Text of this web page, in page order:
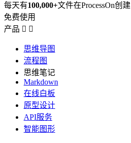
每天有100,000+文件在ProcessOn创建
免费使用
产品  
思维导图
流程图
思维笔记
Markdown
在线白板
原型设计
API服务
智能图形